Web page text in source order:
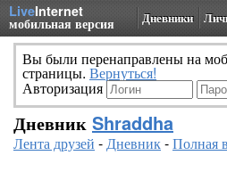
LiveInternet
мобильная версия Дневники
Вы были перенаправлены на
страницы. Вернуться!
Авторизация
Дневник Shraddha
Лента друзей -Дневник-Полная